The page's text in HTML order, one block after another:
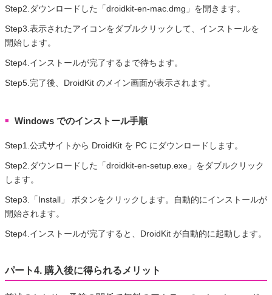
Step2.ダウンロードした「droidkit-en-mac.dmg」を開きます。
Step3.表示されたアイコンをダブルクリックして、インストールを
開始します。
Step4.インストールが完了するまで待ちます。
Step5.完了後、DroidKit のメイン画面が表示されます。
■ Windows でのインストール手順
Step1.公式サイトから DroidKit を PC にダウンロードします。
Step2.ダウンロードした「droidkit-en-setup.exe」をダブルクリック
します。
Step3.「Install」 ボタンをクリックします。自動的にインストールが
開始されます。
Step4.インストールが完了すると、DroidKit が自動的に起動します。
パート4. 購入後に得られるメリット